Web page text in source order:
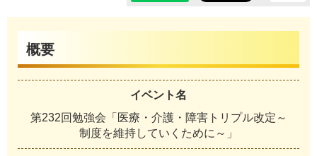
概要
イベント名
第232回勉強会「医療・介護・障害トリプル改定～
制度を維持していくために～」